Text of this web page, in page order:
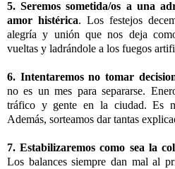
5. Seremos sometida/os a una
amor histérica. Los festejos
alegría y unión que nos deja
vueltas y ladrándole a los fuegos
6. Intentaremos no tomar
no es un mes para separarse.
tráfico y gente en la ciudad. Es
Además, sorteamos dar tantas
7. Estabilizaremos como sea la
Los balances siempre dan mal al